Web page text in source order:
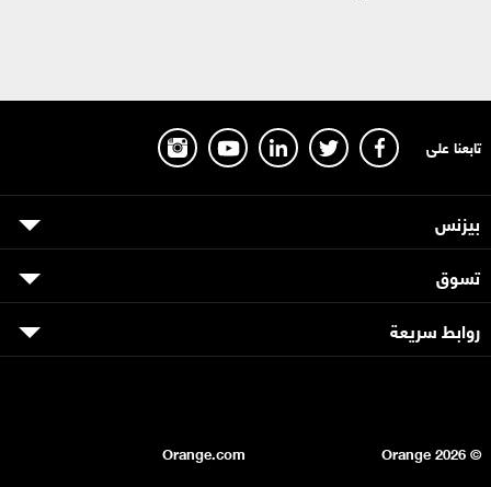
تابعنا على
بيزنس
تسوق
روابط سريعة
© Orange
2026
Orange.com